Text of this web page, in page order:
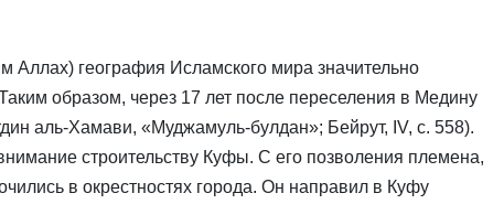
Аллах) география Исламского мира значительно
образом, через 17 лет после переселения в Медину
аль-Хамави, «Муджамуль-булдан»; Бейрут, IV, с. 558).
строительству Куфы. С его позволения племена,
в окрестностях города. Он направил в Куфу